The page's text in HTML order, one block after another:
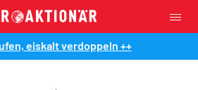
eiskalt verdoppeln ++